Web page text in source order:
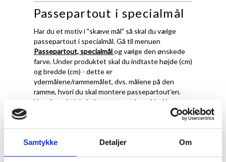
Samtykke Detaljer Om
Passepartout i specialmål
Har du et motiv i "skæve mål" så skal du vælge
passepartout i specialmål. Gå til menuen
Passepartout, specialmålog vælge den ønskede
farve. Under produktet skal du indtaste højde (cm)
og bredde (cm) - dette er
ydermålene/rammemålet, dvs. målene på den
ramme, hvori du skal montere passepartout'en.
Herefter skal du indtaste størrelse på hul i
Det er vigtigt at fremhæve, at ved passepartout i
efter de oplysningerne du giver os. Det betyder at
du her selv skal tage højde for et overlap til